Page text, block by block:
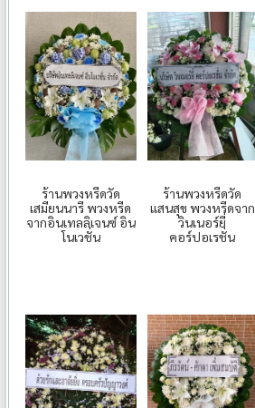
ร้านพวงหรีดวัด
เสมียนนารี พวงหรีด
จากอินเทลลิเจนซ์ อิน
โนเวชั่น
ร้านพวงหรีดวัด
แสนสุข พวงหรีดจาก
วินเนอร์ยี่
คอร์ปอเรชั่น